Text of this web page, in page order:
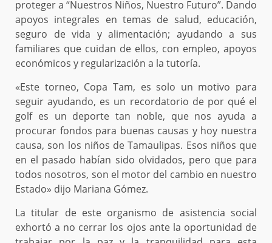
proteger a “Nuestros Niños, Nuestro Futuro”. Dando
apoyos integrales en temas de salud, educación,
seguro de vida y alimentación; ayudando a sus
familiares que cuidan de ellos, con empleo, apoyos
económicos y regularización a la tutoría.
«Este torneo, Copa Tam, es solo un motivo para
seguir ayudando, es un recordatorio de por qué el
golf es un deporte tan noble, que nos ayuda a
procurar fondos para buenas causas y hoy nuestra
causa, son los niños de Tamaulipas. Esos niños que
en el pasado habían sido olvidados, pero que para
todos nosotros, son el motor del cambio en nuestro
Estado» dijo Mariana Gómez.
La titular de este organismo de asistencia social
exhortó a no cerrar los ojos ante la oportunidad de